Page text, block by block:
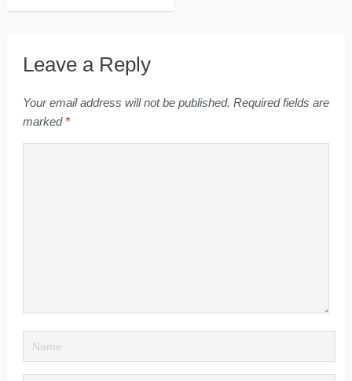
Leave a Reply
Your email address will not be published. Required fields are
marked *